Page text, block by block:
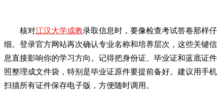
核对江汉大学成教录取信息时，要像检查考试答卷那样仔
细。登录官方网站再次确认专业名称和培养层次，这些关键信
息直接影响你的学习方向。记得把身份证、毕业证和蓝底证件
照整理成文件袋，特别是毕业证原件要提前备好。建议用手机
扫描所有证件保存电子版，方便随时调用。